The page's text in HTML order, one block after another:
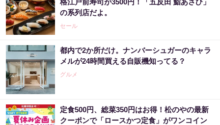
の系列店だよ。
セール
都内で2か所だけ。ナンバーシュガーのキャラ
メルが24時間買える自販機知ってる？
グルメ
定食500円、総菜350円はお得！松のやの最新
クーポンで「ロースかつ定食」がワンコイン